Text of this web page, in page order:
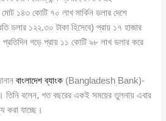
১৪৩ কোটি ৭০ লাখ মার্কিন ডলার দেশে
ডলার ১২২.৩০ টাকা হিসেবে) প্রায় ১৭ হাজার
গড়ে প্রায় ১১ কোটি ৯৮ লাখ ডলার করে
বাংলাদেশ ব্যাংক (Bangladesh Bank)-
বলেন, গত বছরের একই সময়ের তুলনায় এবার
করা যাচ্ছে।